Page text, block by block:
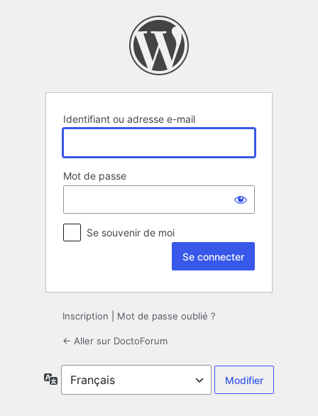
Identifiant ou adresse e-mail
Mot de passe
Se souvenir de moi
Inscription Mot de passe oublié ?
← Aller sur DoctoForum
Langue